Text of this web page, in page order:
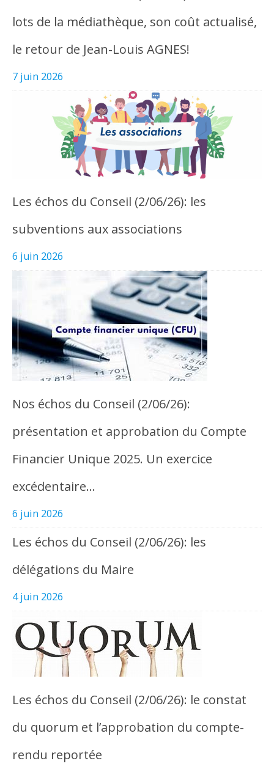
lots de la médiathèque, son coût actualisé,
le retour de Jean-Louis AGNES!
7 juin 2026
Les échos du Conseil (2/06/26): les
subventions aux associations
6 juin 2026
Nos échos du Conseil (2/06/26):
présentation et approbation du Compte
Financier Unique 2025. Un exercice
excédentaire…
6 juin 2026
Les échos du Conseil (2/06/26): les
délégations du Maire
4 juin 2026
Les échos du Conseil (2/06/26): le constat
du quorum et l’approbation du compte-
rendu reportée